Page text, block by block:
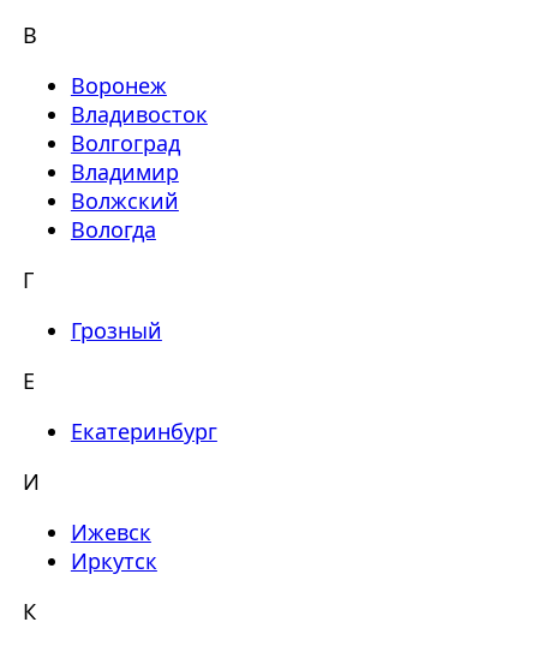
В
Воронеж
Владивосток
Волгоград
Владимир
Волжский
Вологда
Г
Грозный
Е
Екатеринбург
И
Ижевск
Иркутск
К